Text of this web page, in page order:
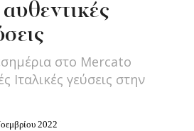
στο Mercato
Ιταλικές γεύσεις στην
2022